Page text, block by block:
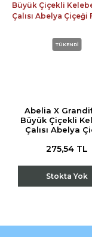
TÜKENDİ
Abelia X
Büyük Çiçekli
Çalısı Abelya
275,54 TL
Stokta Yok